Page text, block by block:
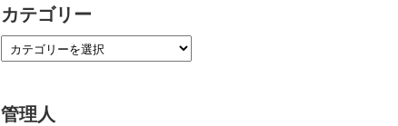
カテゴリー
管理人